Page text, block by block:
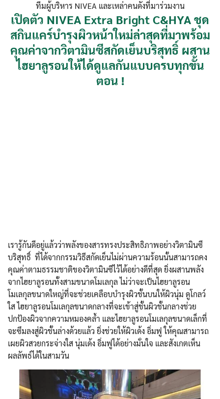
ทีมผู้บริหาร NIVEA และเหล่าคนดังที่มาร่วมงาน
เปิดตัว NIVEA Extra Bright C&HYA ชุด
สกินแคร์บำรุงผิวหน้าใหม่ล่าสุดที่มาพร้อม
คุณค่าจากวิตามินซีสกัดเย็นบริสุทธิ์ ผสาน
ไฮยาลูรอนให้ได้ดูแลกันแบบครบทุกขั้น
ตอน !
เรารู้กันดีอยู่แล้วว่าพลังของสารทรงประสิทธิภาพอย่างวิตามินซี
บริสุทธิ์ ที่ได้จากกรรมวิธีสกัดเย็นไม่ผ่านความร้อนนั้นสามารถคง
คุณค่าตามธรรมชาติของวิตามินซีไว้ได้อย่างดีที่สุด ยิ่งผสานพลัง
จากไฮยาลูรอนทั้งสามขนาดโมเลกุล ไม่ว่าจะเป็นไฮยาลูรอน
โมเลกุลขนาดใหญ่ที่จะช่วยเคลือบบำรุงผิวชั้นบนให้ผิวนุ่ม ดูโกลว์
ใส ไฮยาลูรอนโมเลกุลขนาดกลางที่จะเข้าสู่ชั้นผิวชั้นกลางช่วย
ปกป้องผิวจากความหมองคล้ำ และไฮยาลูรอนโมเลกุลขนาดเล็กที่
จะซึมลงสู่ผิวชั้นล่างด้วยแล้ว ยิ่งช่วยให้ผิวเด้ง อิ่มฟู ให้คุณสามารถ
เผยผิวสวยกระจ่างใส นุ่มเด้ง อิ่มฟูได้อย่างมั่นใจ และสังเกตเห็น
ผลลัพธ์ได้ในสามวัน